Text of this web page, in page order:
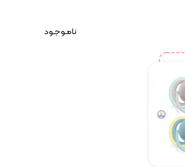
نامـوجـود